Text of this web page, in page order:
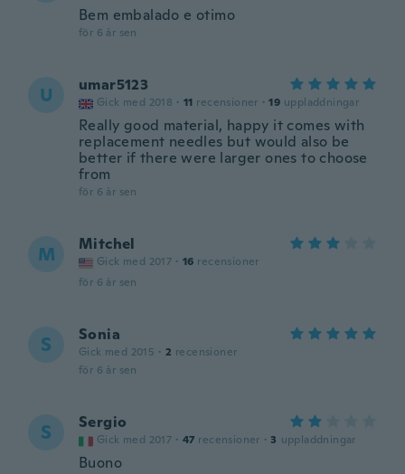
Bem embalado e otimo
för 6 år sen
U umar5123
Gick med 2018 · 11 recensioner · 19 uppladdningar
Really good material, happy it comes with
replacement needles but would also be
better if there were larger ones to choose
from
för 6 år sen
M Mitchel
Gick med 2017 · 16 recensioner
för 6 år sen
S Sonia
Gick med 2015 · 2 recensioner
för 6 år sen
S Sergio
Gick med 2017 · 47 recensioner · 3 uppladdningar
Buono